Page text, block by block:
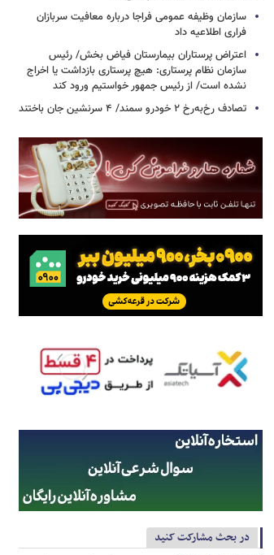
سازمان وظیفه عمومی فراجا درباره معافیت سربازان
فراری اطلاعیه داد
اعتراض پرستاران بیمارستان فیاض بخش/ رئیس
سازمان نظام پرستاری: هیچ پرستاری بازداشت یا اخراج
نشده است/ از رئیس جمهور خواستیم ورود کند
تصادف رخ‌به‌رخ ۲ خودرو سمند/ ۴ سرنشین جان باختند
در بحث مشارکت کنید